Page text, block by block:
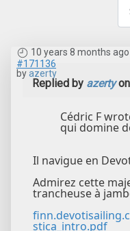
10 years 8 months ago
#171136
byazerty
Replied by azerty
Cédric F
qui domine
Il navigue en
Admirez cette
trancheuse à
stica_intro.pdf